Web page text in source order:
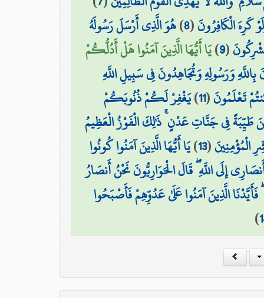
كَرِهَ الْكَافِرُونَ(
8
)هُوَ الَّذِي أَرْسَلَ رَسُولَهُ
(
9
)يَا أَيُّهَا الَّذِينَ آمَنُوا هَلْ أَدُلُّكُمْ
بِاللَّهِ وَرَسُولِهِ وَتُجَاهِدُونَ فِي سَبِيلِ اللَّهِ
تَعْلَمُونَ(
11
)يَغْفِرْ لَكُمْ ذُنُوبَكُمْ
فِي جَنَّاتِ عَدْنٍ ۚ ذَٰلِكَ الْفَوْزُ الْعَظِيمُ
الْمُؤْمِنِينَ(
13
)يَا أَيُّهَا الَّذِينَ آمَنُوا كُونُوا
إِلَى اللَّهِ ۖ قَالَ الْحَوَارِيُّونَ نَحْنُ أَنصَارُ
الَّذِينَ آمَنُوا عَلَىٰ عَدُوِّهِمْ فَأَصْبَحُوا
)